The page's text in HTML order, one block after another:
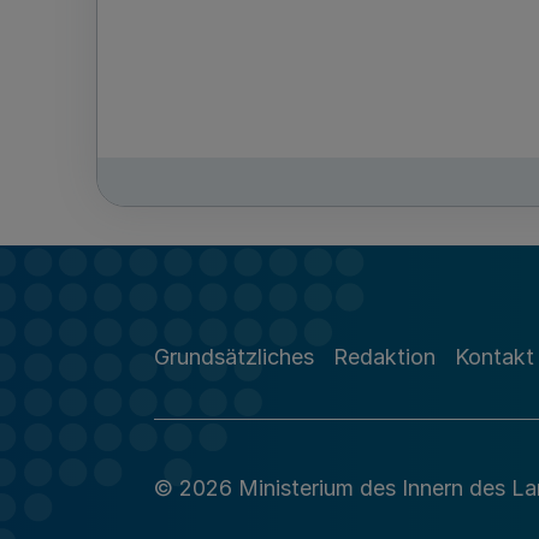
Grundsätzliches Redaktion Kontakt
© 2026 Ministerium des Innern des